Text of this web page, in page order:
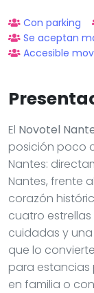
Con parking
Se aceptan
Accesible
El Novotel
posición poco
Nantes:
Nantes, frente
corazón
cuatro
cuidadas y
que lo
para
en familia o